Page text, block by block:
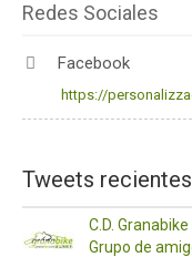
Redes Sociales
Facebook
https://
Tweets recientes
C.D. Granabike
Grupo de